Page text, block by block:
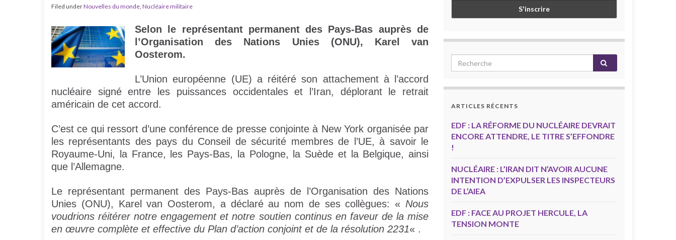
Filed underNouvelles du monde, Nucléaire militaire
Selon le représentant permanent des Pays-Bas auprès de
l’Organisation des Nations Unies (ONU), Karel van
Oosterom.
L’Union européenne (UE) a réitéré son attachement à l’accord
nucléaire signé entre les puissances occidentales et l’Iran, déplorant le retrait
américain de cet accord.
C’est ce qui ressort d’une conférence de presse conjointe à New York organisée par
les représentants des pays du Conseil de sécurité membres de l’UE, à savoir le
Royaume-Uni, la France, les Pays-Bas, la Pologne, la Suède et la Belgique, ainsi
que l’Allemagne.
Le représentant permanent des Pays-Bas auprès de l’Organisation des Nations
Unies (ONU), Karel van Oosterom, a déclaré au nom de ses collègues: « Nous
voudrions réitérer notre engagement et notre soutien continus en faveur de la mise
en œuvre complète et effective du Plan d’action conjoint et de la résolution 2231« .
ARTICLES RÉCENTS
EDF : LA RÉFORME DU NUCLÉAIRE DEVRAIT
ENCORE ATTENDRE, LE TITRE S’EFFONDRE
!
NUCLÉAIRE : L’IRAN DIT N’AVOIR AUCUNE
INTENTION D’EXPULSER LES INSPECTEURS
DE L’AIEA
EDF : FACE AU PROJET HERCULE, LA
TENSION MONTE